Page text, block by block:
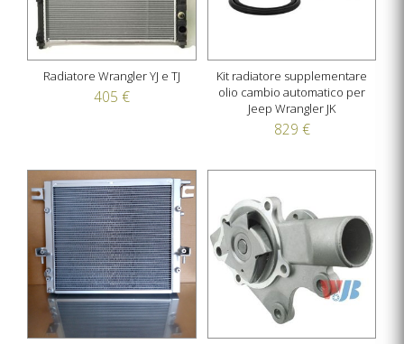
Radiatore Wrangler YJ e TJ
405 €
Kit radiatore supplementare
olio cambio automatico per
Jeep Wrangler JK
829 €